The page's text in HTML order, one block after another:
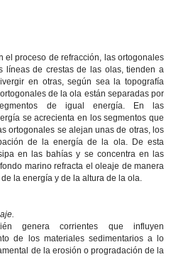
el proceso de refracción, las ortogonales
líneas de crestas de las olas, tienden a
en otras, según sea la topografía
de la ola están separadas por
de igual energía. En las
se acrecienta en los segmentos que
ortogonales se alejan unas de otras, los
de la energía de la ola. De esta
en las bahías y se concentra en las
marino refracta el oleaje de manera
la energía y de la altura de la ola.
genera corrientes que influyen
de los materiales sedimentarios a lo
de la erosión o progradación de la